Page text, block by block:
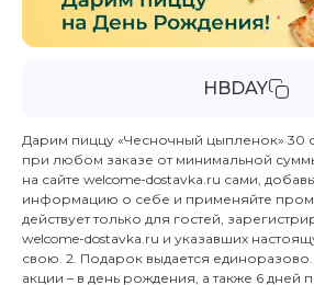
HBDAY
Дарим пиццу «Чесночный цыпленок» 30
при любом заказе от минимальной
на сайте welcome-dostavka.ru сами,
информацию о себе и применяйте
действует только для гостей,
welcome-dostavka.ru и указавших
свою. 2. Подарок выдается
акции – в день рождения, а также 6 дней